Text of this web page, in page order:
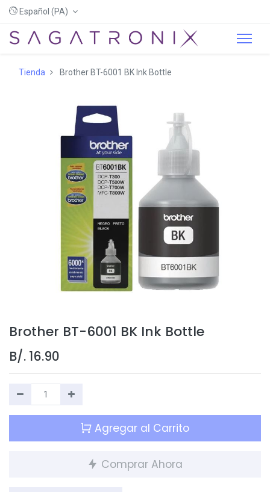
Español (PA)
Tienda Brother BT-6001 BK Ink Bottle
Brother BT-6001 BK Ink Bottle
B/. 16.90
Agregar al Carrito
Comprar Ahora